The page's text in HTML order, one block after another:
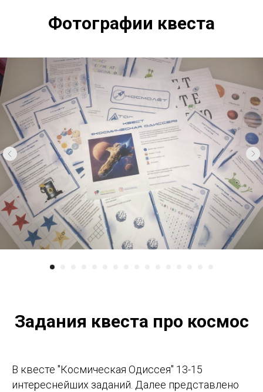
Фотографии квеста
Задания квеста про космос
В квесте "Космическая Одиссея" 13-15
интереснейших заданий. Далее представлено